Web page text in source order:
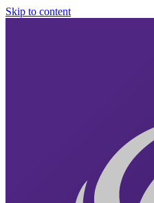
Skip to content